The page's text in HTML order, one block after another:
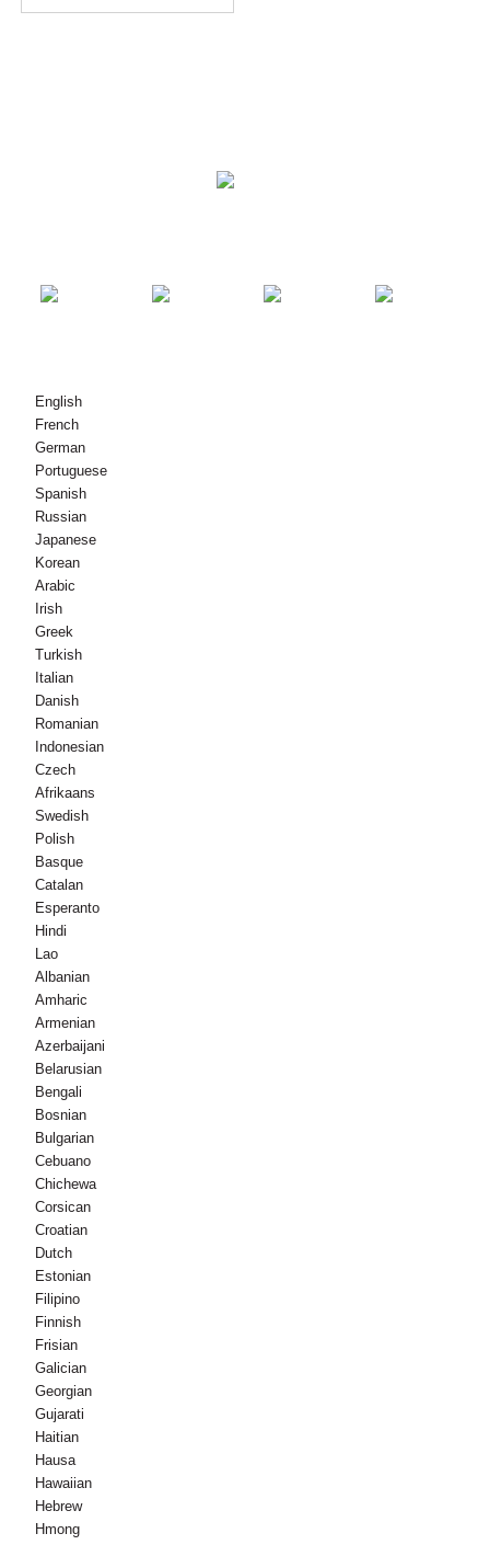
English
French
German
Portuguese
Spanish
Russian
Japanese
Korean
Arabic
Irish
Greek
Turkish
Italian
Danish
Romanian
Indonesian
Czech
Afrikaans
Swedish
Polish
Basque
Catalan
Esperanto
Hindi
Lao
Albanian
Amharic
Armenian
Azerbaijani
Belarusian
Bengali
Bosnian
Bulgarian
Cebuano
Chichewa
Corsican
Croatian
Dutch
Estonian
Filipino
Finnish
Frisian
Galician
Georgian
Gujarati
Haitian
Hausa
Hawaiian
Hebrew
Hmong